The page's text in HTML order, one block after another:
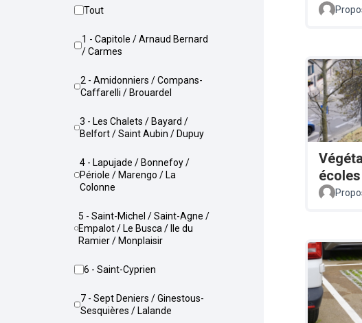
Tout
1 - Capitole / Arnaud Bernard
/ Carmes
2 - Amidonniers / Compans-
Caffarelli / Brouardel
3 - Les Chalets / Bayard /
Belfort / Saint Aubin / Dupuy
4 - Lapujade / Bonnefoy /
Périole / Marengo / La
Colonne
5 - Saint-Michel / Saint-Agne /
Empalot / Le Busca / Ile du
Ramier / Monplaisir
6 - Saint-Cyprien
7 - Sept Deniers / Ginestous-
Sesquières / Lalande